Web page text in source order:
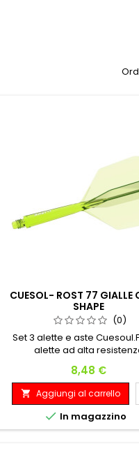
CUESOL- ROST 77 GIALLE
SHAPE
(0)
Set 3 alette e aste
alette ad alta
Prezzo
8,48 €
 Aggiungi al carrello
 In magazzino